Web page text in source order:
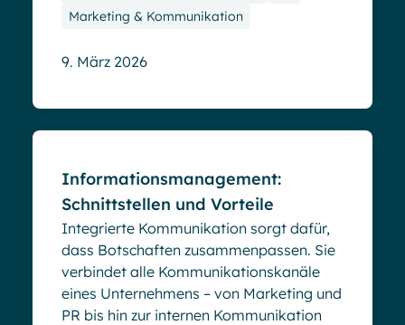
Marketing & Kommunikation
9. März 2026
Informationsmanagement:
Schnittstellen und Vorteile
Integrierte Kommunikation sorgt dafür,
dass Botschaften zusammenpassen. Sie
verbindet alle Kommunikationskanäle
eines Unternehmens – von Marketing und
PR bis hin zur internen Kommunikation